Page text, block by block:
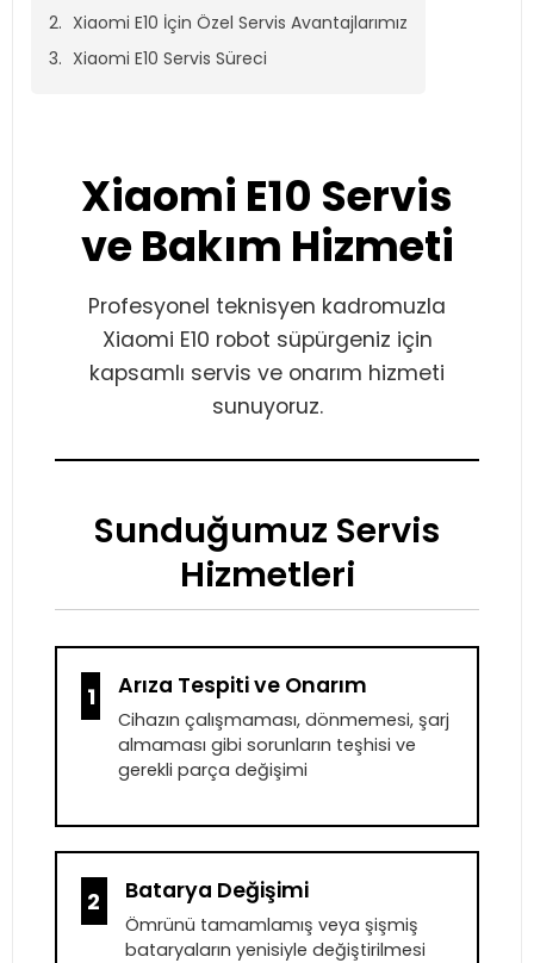
Xiaomi E10 İçin Özel Servis Avantajlarımız
Xiaomi E10 Servis Süreci
Xiaomi E10 Servis
ve Bakım Hizmeti
Profesyonel teknisyen kadromuzla
Xiaomi E10 robot süpürgeniz için
kapsamlı servis ve onarım hizmeti
sunuyoruz.
Sunduğumuz Servis
Hizmetleri
1 Arıza Tespiti ve Onarım
Cihazın çalışmaması, dönmemesi, şarj
almaması gibi sorunların teşhisi ve
gerekli parça değişimi
2 Batarya Değişimi
Ömrünü tamamlamış veya şişmiş
bataryaların yenisiyle değiştirilmesi